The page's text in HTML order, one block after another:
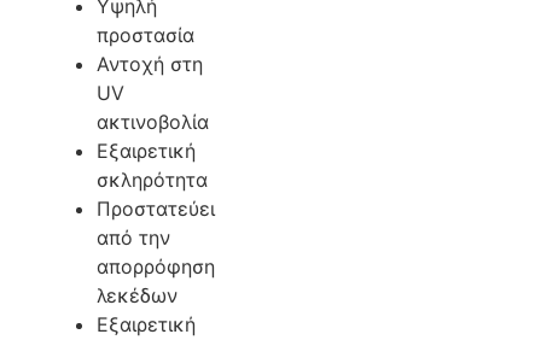
Υψηλή
προστασία
Αντοχή στη
UV
ακτινοβολία
Εξαιρετική
σκληρότητα
Προστατεύει
από την
απορρόφηση
λεκέδων
Εξαιρετική